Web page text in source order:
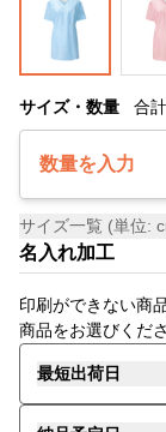
サイズ・数量 合計
数量を入力
サイズ一覧 (単位:
名入れ加工
印刷ができない商
商品をお選びくださ
最短出荷日